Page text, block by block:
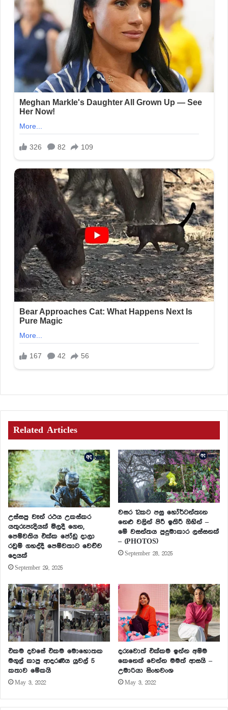
Related Articles
උස්සපු වෑන් රථය උකස්කර
යතුරුපැදියක් මිලදී ගෙන,
පෙම්වතිය එක්ක ජෝඩු දාලා
රවුම් ගහද්දී පෙම්වතාට වෙච්ච
දෙයක්
September 29, 2025
වසර 12කට පසු හෝර්ටන්තැන
නෙළු වලින් පිරී ඉතිරී ගිහින් –
මේ වසන්තය පුදුමාකාර ලස්සනක්
– (PHOTOS)
September 28, 2025
එකම දවසේ එකම මොහොතක
මගුල් කාපු ආදරණීය යුවල් 5
කතාව මේකයි
May 3, 2022
දරුවොත් එක්කම ඉන්න අම්ම
කෙනෙක් වෙන්න මමත් ආසයි –
උමාරියා සිංහවංශ
May 3, 2022